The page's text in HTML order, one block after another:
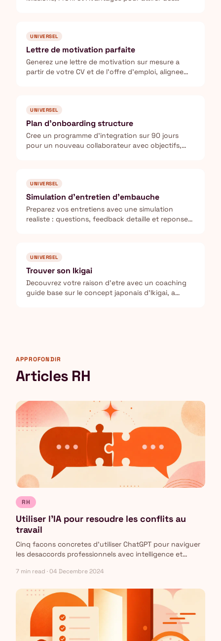
UNIVERSEL
Lettre de motivation parfaite
Generez une lettre de motivation sur mesure a
partir de votre CV et de l'offre d'emploi, alignee
UNIVERSEL
Plan d'onboarding structure
Cree un programme d'integration sur 90 jours
pour un nouveau collaborateur avec objectifs,
UNIVERSEL
Simulation d'entretien d'embauche
Preparez vos entretiens avec une simulation
realiste : questions, feedback detaille et reponses
UNIVERSEL
Trouver son Ikigai
Decouvrez votre raison d'etre avec un coaching
guide base sur le concept japonais d'Ikigai, a
APPROFONDIR
Articles RH
RH
Utiliser l'IA pour resoudre les conflits au
travail
Cinq facons concretes d'utiliser ChatGPT pour naviguer
les desaccords professionnels avec intelligence et
7 min read · 04 Decembre 2024